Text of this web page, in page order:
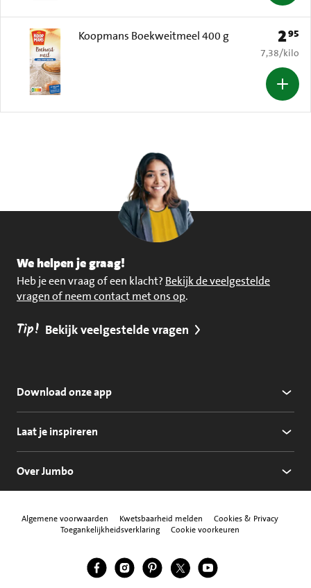
Koopmans Boekweitmeel 400 g Prijs:
295
€ 7,38 per
7,38/kilo
We helpen je graag!
Heb je een vraag of een klacht? Bekijk de veelgestelde
vragen of neem contact met ons op.
Tip! Bekijk veelgestelde vragen
Download onze app
Laat je inspireren
Over Jumbo
Algemene voorwaarden Kwetsbaarheid melden
Cookies & Privacy
Toegankelijkheidsverklaring
Cookie voorkeuren
Volg ons
Jumbo Facebook
Jumbo Instagram
Jumbo Pinterest
Jumbo Twitter
Jumbo YouTube